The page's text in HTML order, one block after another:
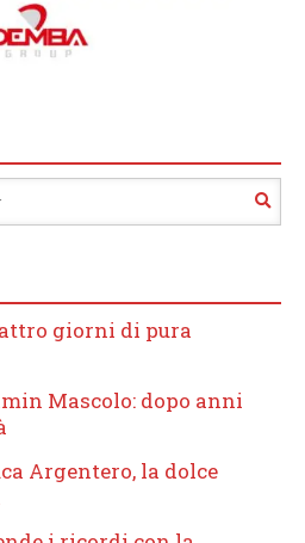
giorni di pura
Mascolo: dopo anni
Argentero, la dolce